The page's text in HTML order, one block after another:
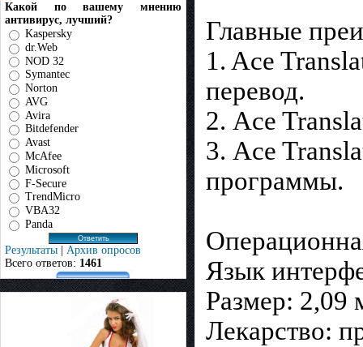
Какой по вашему мнению
антивирус, лучший?
Kaspersky
dr.Web
NOD 32
Symantec
Norton
AVG
Avira
Bitdefender
Avast
McAfee
Microsoft
F-Secure
TrendMicro
VBA32
Panda
Результаты | Архив опросов
Всего ответов: 1461
Главные
1. Ace
перевод.
2. Ace
3. Ace
программы.
Язык
Размер: 2,09
Лекарство: